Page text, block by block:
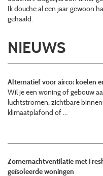
Ik douche al een jaar gewoon
gehaald.
NIEUWS
Alternatief voor airco: koelen
Wil je een woning of gebouw
luchtstromen, zichtbare
klimaatplafond of …
Zomernachtventilatie met
geïsoleerde woningen